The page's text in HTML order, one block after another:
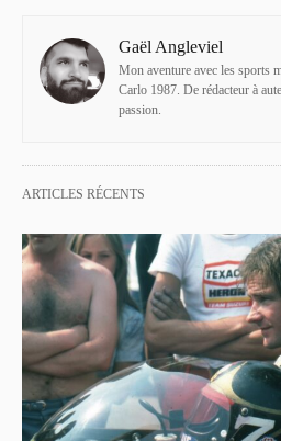
Gaël Angleviel
Mon aventure avec les sports
Carlo 1987. De rédacteur à
passion.
ARTICLES RÉCENTS